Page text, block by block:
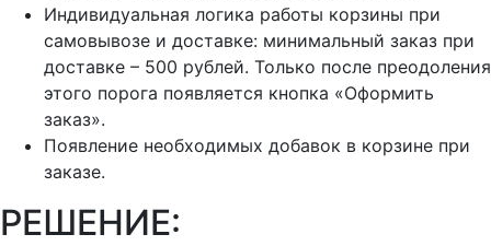
Индивидуальная логика работы корзины при
самовывозе и доставке: минимальный заказ при
доставке – 500 рублей. Только после преодоления
этого порога появляется кнопка «Оформить
заказ».
Появление необходимых добавок в корзине при
заказе.
РЕШЕНИЕ: